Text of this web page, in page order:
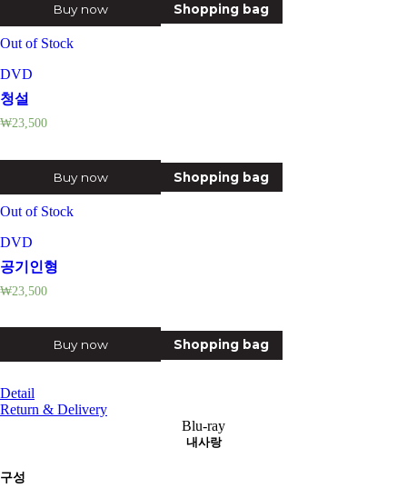
Buy now Shopping bag
Out of Stock
DVD
청설
₩23,500
Buy now Shopping bag
Out of Stock
DVD
공기인형
₩23,500
Buy now Shopping bag
Detail
Return & Delivery
Blu-ray
내사랑
구성